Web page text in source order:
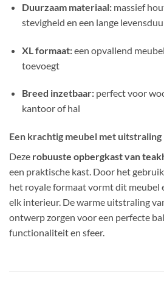
Duurzaam materiaal:massief
stevigheid en een lange
XL formaat:een opvallend
toevoegt
Breed inzetbaar:perfect voor
kantoor of hal
Een krachtig meubel met uitstraling
Deze robuuste opbergkast van
een praktische kast. Door het
het royale formaat vormt dit meubel
elk interieur. De warme uitstraling
ontwerp zorgen voor een perfecte
functionaliteit en sfeer.